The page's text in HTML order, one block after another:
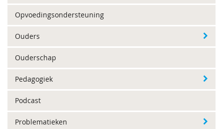
Opvoedingsondersteuning
Ouders
Ouderschap
Pedagogiek
Podcast
Problematieken